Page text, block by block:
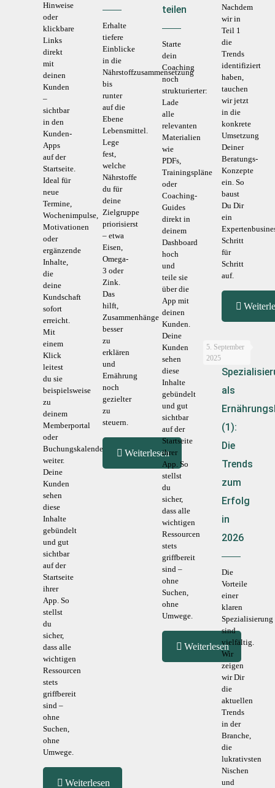
Hinweise
oder
klickbare
Links
direkt
mit
deinen
Kunden
–
sichtbar
in den
Kunden-
Apps
auf der
Startseite.
Ideal für
neue
Termine,
Wochenimpulse,
Motivationen
oder
ergänzende
Inhalte,
die
deine
Kundschaft
sofort
erreicht.
Mit
einem
Klick
leitest
du sie
beispielsweise
zu
deinem
Memberportal
oder
Buchungskalender
weiter.
Deine
Kunden
sehen
diese
Inhalte
gebündelt
und gut
sichtbar
auf der
Startseite
ihrer
App. So
stellst
du
sicher,
dass alle
wichtigen
Ressourcen
stets
griffbereit
sind –
ohne
Suchen,
ohne
Umwege.
Weiterlesen
Erhalte
tiefere
Einblicke
in die
Nährstoffzusammensetzung
bis
runter
auf die
Ebene
Lebensmittel.
Lege
fest,
welche
Nährstoffe
du für
deine
Zielgruppe
priorisierst
– etwa
Eisen,
Omega-
3 oder
Zink.
Das
hilft,
Zusammenhänge
besser
zu
erklären
und
Ernährung
noch
gezielter
zu
steuern.
Weiterlesen
teilen
Starte
dein
Coaching
noch
strukturierter:
Lade
alle
relevanten
Materialien
wie
PDFs,
Trainingspläne
oder
Coaching-
Guides
direkt in
deinem
Dashboard
hoch
und
teile sie
über die
App mit
deinen
Kunden.
Deine
Kunden
sehen
diese
Inhalte
gebündelt
und gut
sichtbar
auf der
Startseite
ihrer
App. So
stellst
du
sicher,
dass alle
wichtigen
Ressourcen
stets
griffbereit
sind –
ohne
Suchen,
ohne
Umwege.
Weiterlesen
Nachdem
wir in
Teil 1
die
Trends
identifiziert
haben,
tauchen
wir jetzt
in die
konkrete
Umsetzung
Deiner
Beratungs-
Konzepte
ein. So
baust
Du Dir
ein
Schritt
für
Schritt
auf.
5. September
2025
als
(1):
Die
Trends
zum
Erfolg
in
2026
Die
Vorteile
einer
klaren
Spezialisierung
sind
vielfältig.
Wir
zeigen
wir Dir
die
aktuellen
Trends
in der
Branche,
die
lukrativsten
Nischen
und